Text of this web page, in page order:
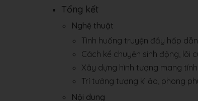
Tổng kết
Nghệ thuật
Tình huống truyện đầy hấp
Cách kể chuyện sinh động, lôi
Xây dựng hình tượng mang
Trí tưởng tượng kì ảo, phong
Nội dung